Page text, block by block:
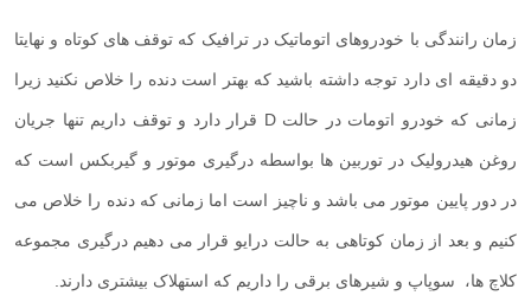
زمان رانندگی با خودروهای اتوماتیک در ترافیک که توقف های کوتاه و نهایتا
دو دقیقه ای دارد توجه داشته باشید که بهتر است دنده را خلاص نکنید زیرا
زمانی که خودرو اتومات در حالتD قرار دارد و توقف داریم تنها جریان
روغن هیدرولیک در توربین ها بواسطه درگیری موتور و گیربکس است که
در دور پایین موتور می باشد و ناچیز است اما زمانی که دنده را خلاص می
کنیم و بعد از زمان کوتاهی به حالت درایو قرار می دهیم درگیری مجموعه
کلاچ ها، سوپاپ و شیرهای برقی را داریم که استهلاک بیشتری دارند.